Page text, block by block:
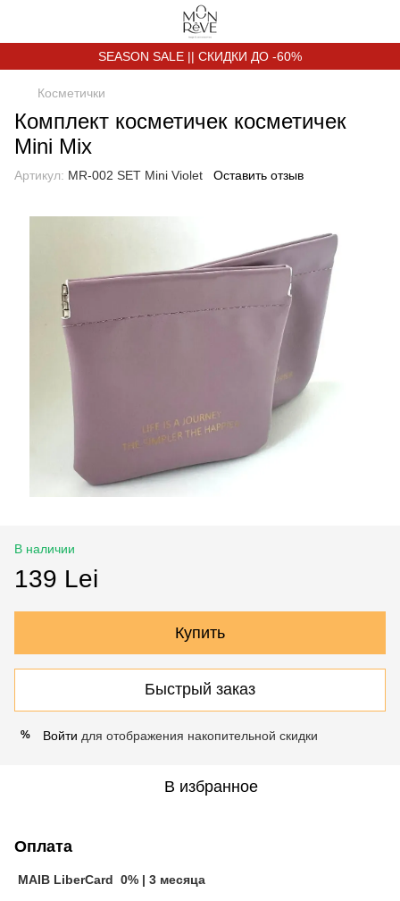
SEASON SALE || СКИДКИ ДО -60%
Косметички
Комплект косметичек косметичек
Mini Mix
Артикул: MR-002 SET Mini Violet Оставить отзыв
В наличии
139 Lei
Купить
Быстрый заказ
% Войти для отображения накопительной скидки
В избранное
Оплата
MAIB LiberCard 0% | 3 месяца